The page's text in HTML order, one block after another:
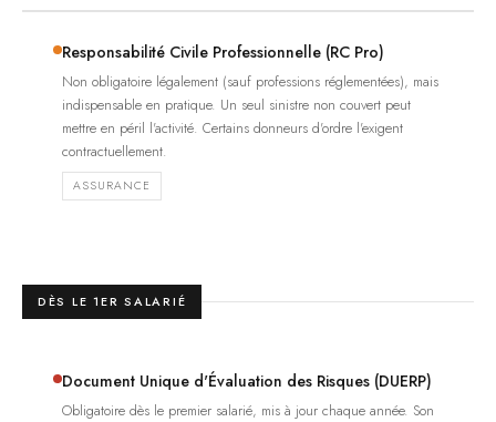
Responsabilité Civile Professionnelle (RC Pro)
Non obligatoire légalement (sauf professions réglementées), mais
indispensable en pratique. Un seul sinistre non couvert peut
mettre en péril l'activité. Certains donneurs d'ordre l'exigent
contractuellement.
ASSURANCE
DÈS LE 1ER SALARIÉ
Document Unique d'Évaluation des Risques (DUERP)
Obligatoire dès le premier salarié, mis à jour chaque année. Son